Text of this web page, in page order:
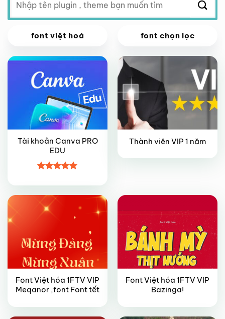
kiếm:
font việt hoá font chọn lọc
Tài khoản Canva PRO
EDU
hạng55
sao
Giảm giá!
Thành viên VIP 1 năm
Font Việt hóa 1FTV VIP
Meqanor ,font Font tết
Font Việt hóa 1FTV VIP
Bazinga!
VIP VIP